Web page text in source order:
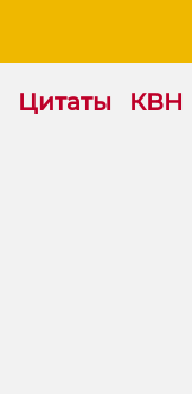
Цитаты КВН